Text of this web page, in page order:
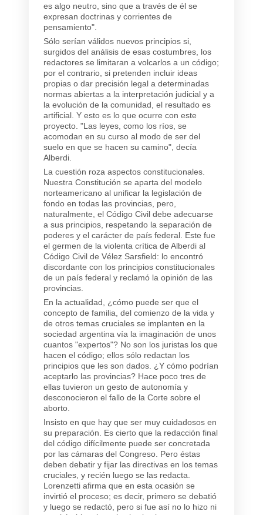
es algo neutro, sino que a través de él se
expresan doctrinas y corrientes de
pensamiento".
Sólo serían válidos nuevos principios si,
surgidos del análisis de esas costumbres, los
redactores se limitaran a volcarlos a un código;
por el contrario, si pretenden incluir ideas
propias o dar precisión legal a determinadas
normas abiertas a la interpretación judicial y a
la evolución de la comunidad, el resultado es
artificial. Y esto es lo que ocurre con este
proyecto. "Las leyes, como los ríos, se
acomodan en su curso al modo de ser del
suelo en que se hacen su camino", decía
Alberdi.
La cuestión roza aspectos constitucionales.
Nuestra Constitución se aparta del modelo
norteamericano al unificar la legislación de
fondo en todas las provincias, pero,
naturalmente, el Código Civil debe adecuarse
a sus principios, respetando la separación de
poderes y el carácter de país federal. Este fue
el germen de la violenta crítica de Alberdi al
Código Civil de Vélez Sarsfield: lo encontró
discordante con los principios constitucionales
de un país federal y reclamó la opinión de las
provincias.
En la actualidad, ¿cómo puede ser que el
concepto de familia, del comienzo de la vida y
de otros temas cruciales se implanten en la
sociedad argentina vía la imaginación de unos
cuantos "expertos"? No son los juristas los que
hacen el código; ellos sólo redactan los
principios que les son dados. ¿Y cómo podrían
aceptarlo las provincias? Hace poco tres de
ellas tuvieron un gesto de autonomía y
desconocieron el fallo de la Corte sobre el
aborto.
Insisto en que hay que ser muy cuidadosos en
su preparación. Es cierto que la redacción final
del código difícilmente puede ser concretada
por las cámaras del Congreso. Pero éstas
deben debatir y fijar las directivas en los temas
cruciales, y recién luego se las redacta.
Lorenzetti afirma que en esta ocasión se
invirtió el proceso; es decir, primero se debatió
y luego se redactó, pero si fue así no lo hizo ni